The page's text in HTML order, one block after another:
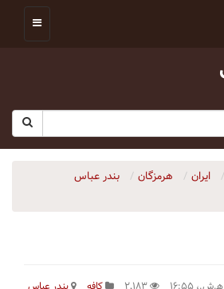
ایران هرمزگان
بندر عباس